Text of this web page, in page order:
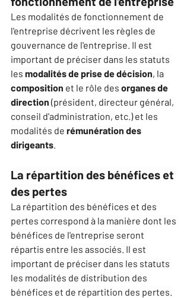
Les modalités de fonctionnement de
l'entreprise décrivent les règles de
gouvernance de l'entreprise. Il est
important de préciser dans les statuts
les modalités de prise de décision, la
composition et le rôle des organes de
direction (président, directeur général,
conseil d'administration, etc.) et les
modalités de rémunération des
dirigeants.
La répartition des bénéfices et
des pertes
La répartition des bénéfices et des
pertes correspond à la manière dont les
bénéfices de l'entreprise seront
répartis entre les associés. Il est
important de préciser dans les statuts
les modalités de distribution des
bénéfices et de répartition des pertes.